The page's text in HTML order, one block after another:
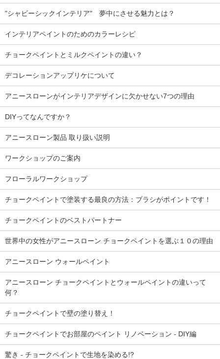
"シャビーシックインテリア" 夢中にさせる魅力とは？
インテリアペイントのためのカラーレシピ
チョークペイントとミルクペイントの違い？
デコレーションアップリケについて
アニースローンがインテリアデザインに欠かせない7つの理由
DIYってなんですか？
アニースローン製品 取り扱い説明
ワークショップのご案内
フローラルワークショップ
チョークペイントで塗装する最良の方法：ブラシがポイントです！
チョークペイントのベストパートナー
世界中の女性がアニースローン チョークペイントを選ぶ１０の理由
アニースローン ウォールペイント
アニースローン チョークペイントとウォールペイントの違いって
何？
チョークペイントで壁の塗り替え！
チョークペイントでお部屋のペイント リノベーション - DIY編
驚き - チョークペイントで生地を染める!?